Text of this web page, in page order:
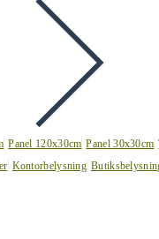
Panel 120x30cm Panel 30x30cm
Kontorbelysning